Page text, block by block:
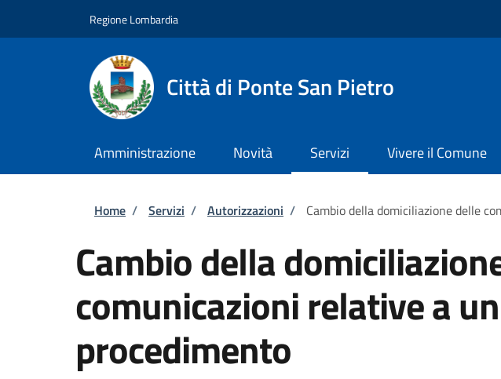
Regione Lombardia
Città di Ponte San Pietro
Amministrazione Novità Servizi Vivere il Comune
Briciole di pane
Home / Servizi / Autorizzazioni / Cambio della domiciliazione delle
Cambio della
comunicazioni relative a un
procedimento